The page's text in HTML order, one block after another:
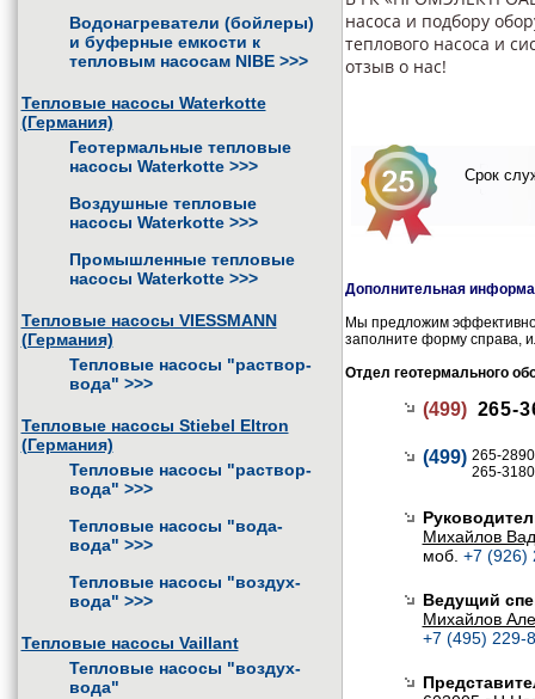
Водонагреватели (бойлеры)
и буферные емкости к
тепловым насосам NIBE >>>
Тепловые насосы Waterkotte
(Германия)
Геотермальные тепловые
насосы Waterkotte >>>
Воздушные тепловые
насосы Waterkotte >>>
Промышленные тепловые
насосы Waterkotte >>>
Тепловые насосы VIESSMANN
(Германия)
Тепловые насосы "раствор-
вода" >>>
Тепловые насосы Stiebel Eltron
(Германия)
Тепловые насосы "раствор-
вода" >>>
Тепловые насосы "вода-
вода" >>>
Тепловые насосы "воздух-
вода" >>>
Тепловые насосы Vaillant
Тепловые насосы "воздух-
вода"
насоса и подбору
теплового насоса и
отзыв о нас!
Срок
Дополнительная
Мы предложим
заполните форму справа,
Отдел геотермального
(499) 265-
(499) 265-2890
265-
Михайлов
моб. +7 (926)
Ведущий
Михайлов
+7 (495) 229-